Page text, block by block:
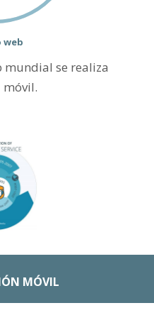
web
mundial se realiza
móvil.
MÓVIL